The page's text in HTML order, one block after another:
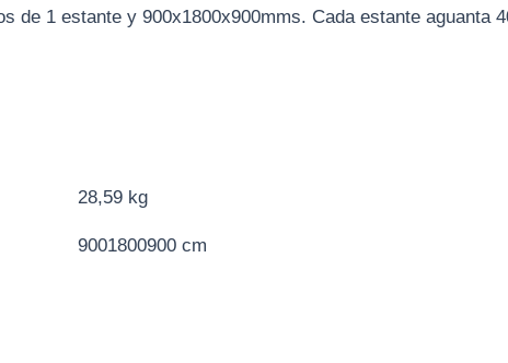
de 1 estante y 900x1800x900mms. Cada estante aguanta
28,59 kg
9001800900 cm